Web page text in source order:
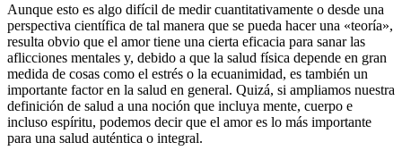
qué
el
amor
elimina
las
aflicciones
mentales
y
puede
Aunque esto es algo difícil de medir cuantitativamente o desde una
perspectiva científica de tal manera que se pueda hacer una «teoría»,
resulta obvio que el amor tiene una cierta eficacia para sanar las
aflicciones mentales y, debido a que la salud física depende en gran
medida de cosas como el estrés o la ecuanimidad, es también un
importante factor en la salud en general. Quizá, si ampliamos nuestra
definición de salud a una noción que incluya mente, cuerpo e
incluso espíritu, podemos decir que el amor es lo más importante
para una salud auténtica o integral.